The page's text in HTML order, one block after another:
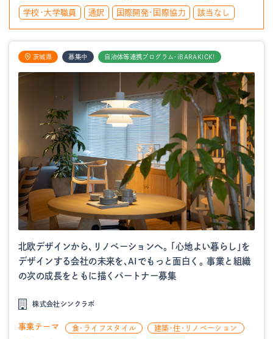
学校・大学職員 通訳 国際開発・国際協力 該当なし
茨城県 募集中 自治体等連携プログラム・iBARAKICK!
北欧デザインから、リノベーションへ。 「心地よい暮らし」を
デザインする会社の未来を、AIでもっと面白く。 事業と組織
の次の成長をともに描くパートナー募集
株式会社シンクラボ
事業テーマ 食・ライフスタイル 建築・住・リノベーション